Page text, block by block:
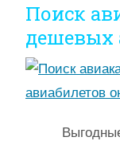
Поиск
дешевых